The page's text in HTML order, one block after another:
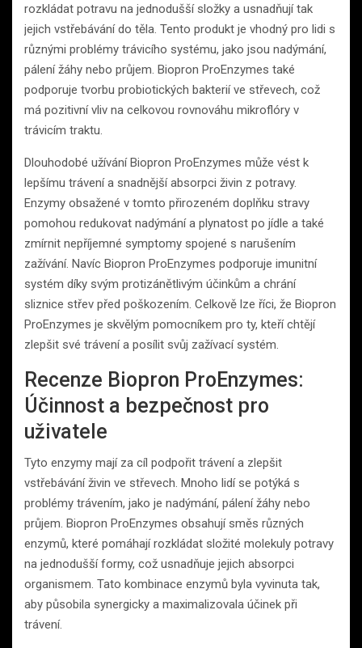
rozkládat potravu na jednodušší složky a usnadňují tak
jejich vstřebávání do těla. Tento produkt je vhodný pro lidi s
různými problémy trávicího systému, jako jsou nadýmání,
pálení žáhy nebo průjem. Biopron ProEnzymes také
podporuje tvorbu probiotických bakterií ve střevech, což
má pozitivní vliv na celkovou rovnováhu mikroflóry v
trávicím traktu.
Dlouhodobé užívání Biopron ProEnzymes může vést k
lepšímu trávení a snadnější absorpci živin z potravy.
Enzymy obsažené v tomto přirozeném doplňku stravy
pomohou redukovat nadýmání a plynatost po jídle a také
zmírnit nepříjemné symptomy spojené s narušením
zažívání. Navíc Biopron ProEnzymes podporuje imunitní
systém díky svým protizánětlivým účinkům a chrání
sliznice střev před poškozením. Celkově lze říci, že Biopron
ProEnzymes je skvělým pomocníkem pro ty, kteří chtějí
zlepšit své trávení a posílit svůj zažívací systém.
Recenze Biopron ProEnzymes:
Účinnost a bezpečnost pro
uživatele
Tyto enzymy mají za cíl podpořit trávení a zlepšit
vstřebávání živin ve střevech. Mnoho lidí se potýká s
problémy trávením, jako je nadýmání, pálení žáhy nebo
průjem. Biopron ProEnzymes obsahují směs různých
enzymů, které pomáhají rozkládat složité molekuly potravy
na jednodušší formy, což usnadňuje jejich absorpci
organismem. Tato kombinace enzymů byla vyvinuta tak,
aby působila synergicky a maximalizovala účinek při
trávení.